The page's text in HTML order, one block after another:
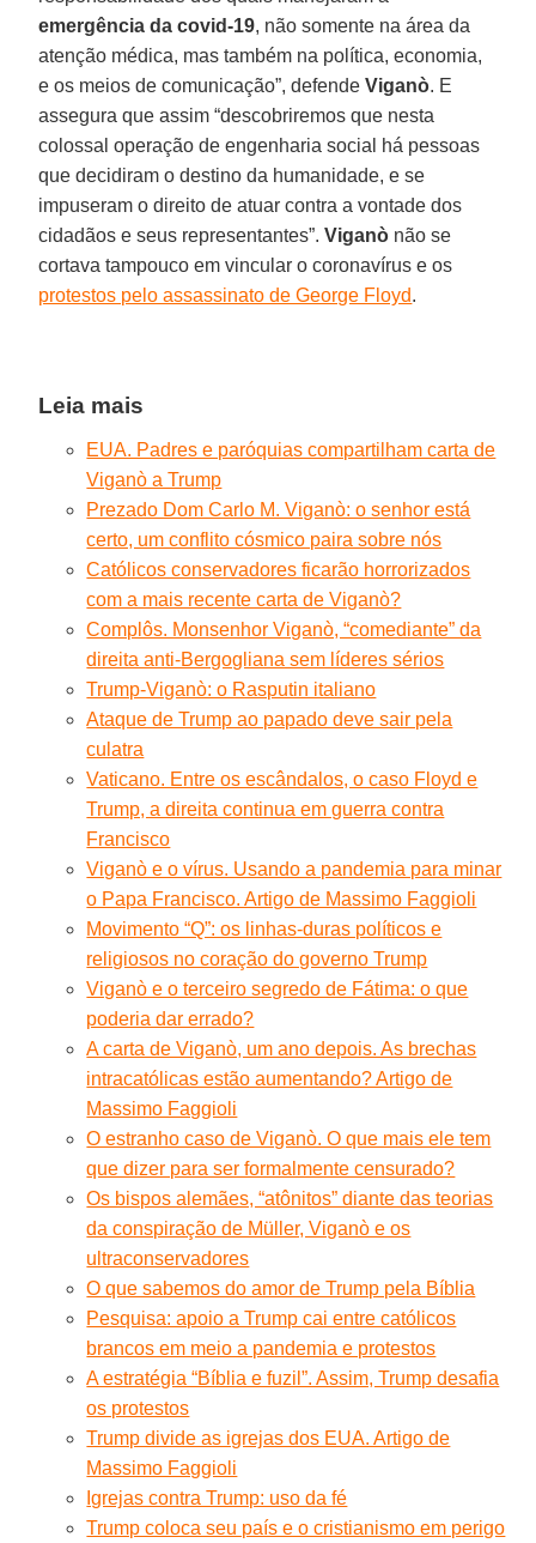
emergência da covid-19, não somente na área da
atenção médica, mas também na política, economia,
e os meios de comunicação”, defendeViganò. E
assegura que assim “descobriremos que nesta
colossal operação de engenharia social há pessoas
que decidiram o destino da humanidade, e se
impuseram o direito de atuar contra a vontade dos
cidadãos e seus representantes”.Viganò não se
cortava tampouco em vincular o coronavírus e os
protestos pelo assassinato de George Floyd.
Leia mais
EUA. Padres e paróquias compartilham carta de
Viganò a Trump
Prezado Dom Carlo M. Viganò: o senhor está
certo, um conflito cósmico paira sobre nós
Católicos conservadores ficarão horrorizados
com a mais recente carta de Viganò?
Complôs. Monsenhor Viganò, “comediante” da
direita anti-Bergogliana sem líderes sérios
Trump-Viganò: o Rasputin italiano
Ataque de Trump ao papado deve sair pela
culatra
Vaticano. Entre os escândalos, o caso Floyd e
Trump, a direita continua em guerra contra
Francisco
Viganò e o vírus. Usando a pandemia para minar
o Papa Francisco. Artigo de Massimo Faggioli
Movimento “Q”: os linhas-duras políticos e
religiosos no coração do governo Trump
Viganò e o terceiro segredo de Fátima: o que
poderia dar errado?
A carta de Viganò, um ano depois. As brechas
intracatólicas estão aumentando? Artigo de
Massimo Faggioli
O estranho caso de Viganò. O que mais ele tem
que dizer para ser formalmente censurado?
Os bispos alemães, “atônitos” diante das teorias
da conspiração de Müller, Viganò e os
ultraconservadores
O que sabemos do amor de Trump pela Bíblia
Pesquisa: apoio a Trump cai entre católicos
brancos em meio a pandemia e protestos
A estratégia “Bíblia e fuzil”. Assim, Trump desafia
os protestos
Trump divide as igrejas dos EUA. Artigo de
Massimo Faggioli
Igrejas contra Trump: uso da fé
Trump coloca seu país e o cristianismo em perigo